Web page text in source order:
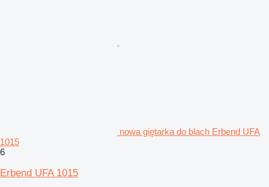
nowa giętarka do blach Erbend UFA
1015
6
Erbend UFA 1015